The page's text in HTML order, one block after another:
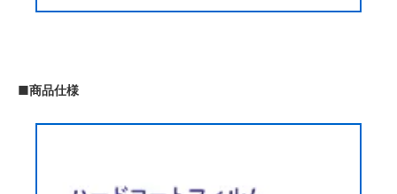
■商品仕様